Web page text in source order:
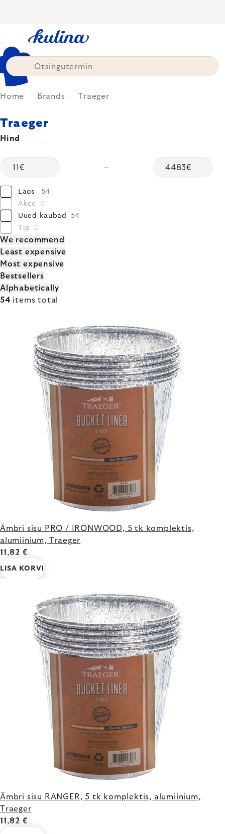
Home Brands Traeger
Traeger
Hind
11 € 4483€
Laos
54
Akce
0
Uued kaubad
54
Tip
0
PRODUCT
SORTING
We recommend
Least expensive
Most expensive
Bestsellers
Alphabetically
54 items total
PRODUCTS
Ämbri sisu PRO / IRONWOOD, 5 tk komplektis,
alumiinium, Traeger
11,82 €
LISA KORVI
Ämbri sisu RANGER, 5 tk komplektis, alumiinium,
Traeger
11,82 €